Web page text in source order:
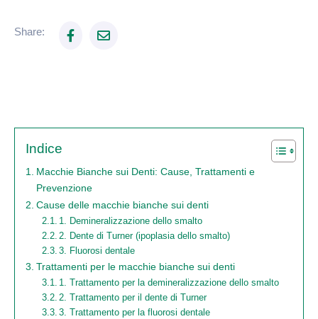
Share:
Indice
Macchie Bianche sui Denti: Cause, Trattamenti e
Prevenzione
Cause delle macchie bianche sui denti
1. Demineralizzazione dello smalto
2. Dente di Turner (ipoplasia dello smalto)
3. Fluorosi dentale
Trattamenti per le macchie bianche sui denti
1. Trattamento per la demineralizzazione dello smalto
2. Trattamento per il dente di Turner
3. Trattamento per la fluorosi dentale